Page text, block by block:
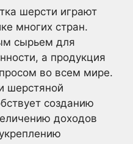
шерсти играют
многих стран.
сырьем для
а продукция
во всем мире.
шерстяной
созданию
доходов